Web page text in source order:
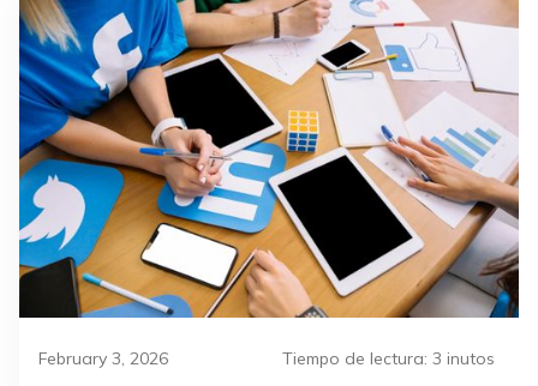
February 3, 2026 Tiempo de lectura: 3 inutos